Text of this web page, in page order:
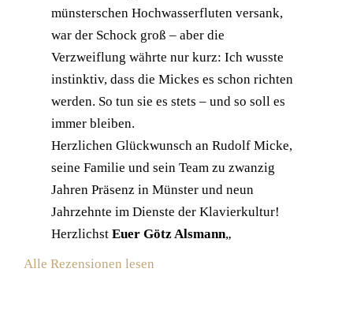
münsterschen Hochwasserfluten versank,
war der Schock groß – aber die
Verzweiflung währte nur kurz: Ich wusste
instinktiv, dass die Mickes es schon richten
werden. So tun sie es stets – und so soll es
immer bleiben.
Herzlichen Glückwunsch an Rudolf Micke,
seine Familie und sein Team zu zwanzig
Jahren Präsenz in Münster und neun
Jahrzehnte im Dienste der Klavierkultur!
Herzlichst Euer Götz Alsmann„
Alle Rezensionen lesen